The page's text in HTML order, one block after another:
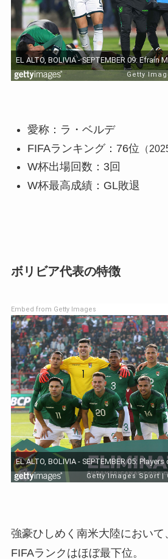
愛称：ラ・ベルデ
FIFAランキング：76位 （
W杯出場回数：3回
W杯最高成績：GL敗退
ボリビア代表の特徴
Embed from Getty Images
強豪ひしめく南米大陸におい
FIFAランクはほぼ最下位。